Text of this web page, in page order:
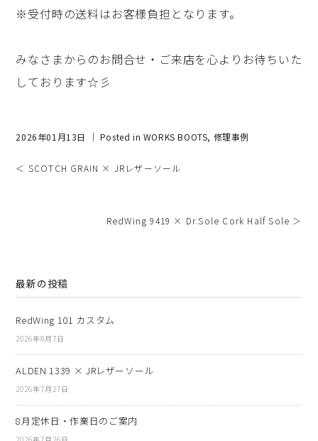
※受付時の送料はお客様負担となります。
みなさまからのお問合せ・ご来店を心よりお待ちいた
しております☆彡
2026年01月13日 ｜ Posted in WORKS BOOTS, 修理事例
＜ SCOTCH GRAIN × JRレザーソール
RedWing 9419 × Dr.Sole Cork Half Sole ＞
最新の投稿
RedWing 101 カスタム
2026年8月7日
ALDEN 1339 × JRレザーソール
2026年7月27日
8月定休日・作業日のご案内